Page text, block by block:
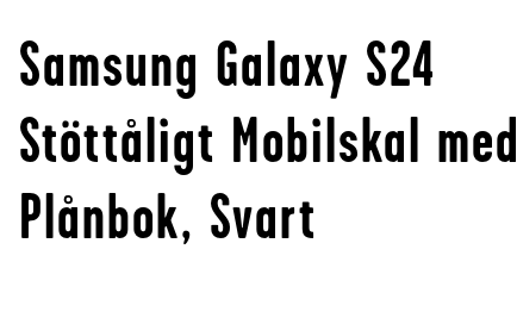
Samsung Galaxy S24
Stöttåligt Mobilskal med
Plånbok, Svart